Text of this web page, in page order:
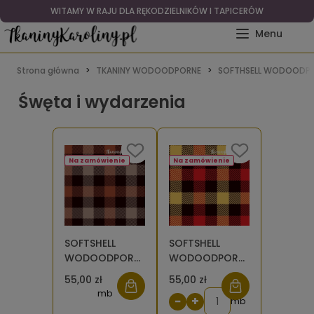
WITAMY W RAJU DLA RĘKODZIELNIKÓW I TAPICERÓW
Strona główna TKANINY WODOODPORNE SOFTHSELL
Śwęta i wydarzenia
SOFTSHELL
WODOODPORNY
Krata szkocka,
tartan -
55,00 zł
Na zamówienie
mb
SOFTSHELL
WODOODPORNY
Krata szkocka,
tartan - żółte,
czarne i
55,00 zł
Na zamówienie
− + mb